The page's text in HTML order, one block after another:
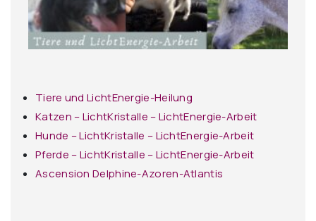
Tiere und LichtEnergie-Heilung
Katzen – LichtKristalle – LichtEnergie-Arbeit
Hunde – LichtKristalle – LichtEnergie-Arbeit
Pferde – LichtKristalle – LichtEnergie-Arbeit
Ascension Delphine-Azoren-Atlantis